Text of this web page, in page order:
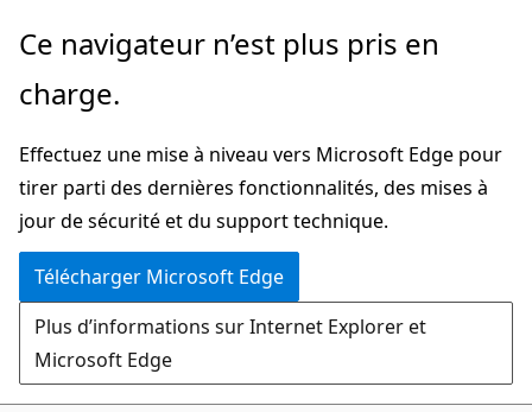
Passer
directement
au
principal
Ce navigateur n’est plus pris en
charge.
Effectuez une mise à niveau vers Microsoft Edge pour
tirer parti des dernières fonctionnalités, des mises à
jour de sécurité et du support technique.
Télécharger Microsoft Edge
Plus d’informations sur Internet Explorer et
Microsoft Edge